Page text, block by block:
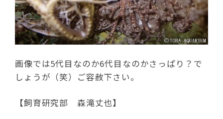
画像では5代目なのか6代目なのかさっぱり？で
しょうが（笑）ご容赦下さい。
【飼育研究部 森滝丈也】